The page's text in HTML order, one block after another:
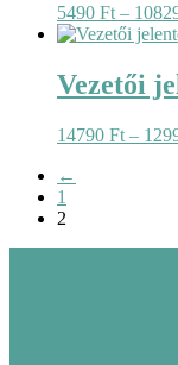
5490 Ft –
Vezetői
14790 Ft –
←
1
2